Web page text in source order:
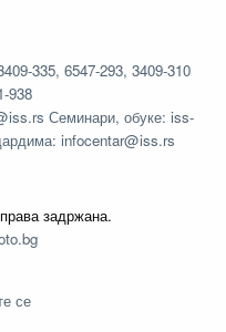
335, 6547-293, 3409-310
938
Семинари, обуке: iss-
infocentar@iss.rs
задржана.
се